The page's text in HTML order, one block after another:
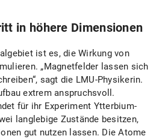
in höhere Dimensionen
ist es, die Wirkung von
„Magnetfelder lassen sich
sagt die LMU-Physikerin.
extrem anspruchsvoll.
für ihr Experiment Ytterbium-
langlebige Zustände besitzen,
gut nutzen lassen. Die Atome